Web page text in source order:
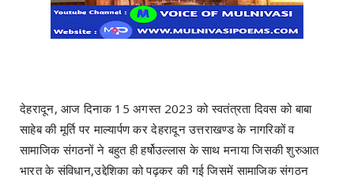
देहरादून, आज दिनाक 15 अगस्त 2023 को स्वतंत्रता दिवस को बाबा
साहेब की मूर्ति पर माल्यार्पण कर देहरादून उत्तराखण्ड के नागरिकों व
सामाजिक संगठनों ने बहुत ही हर्षोउल्लास के साथ मनाया जिसकी शुरुआत
भारत के संविधान,उद्देशिका को पढ़कर की गई जिसमें सामाजिक संगठन